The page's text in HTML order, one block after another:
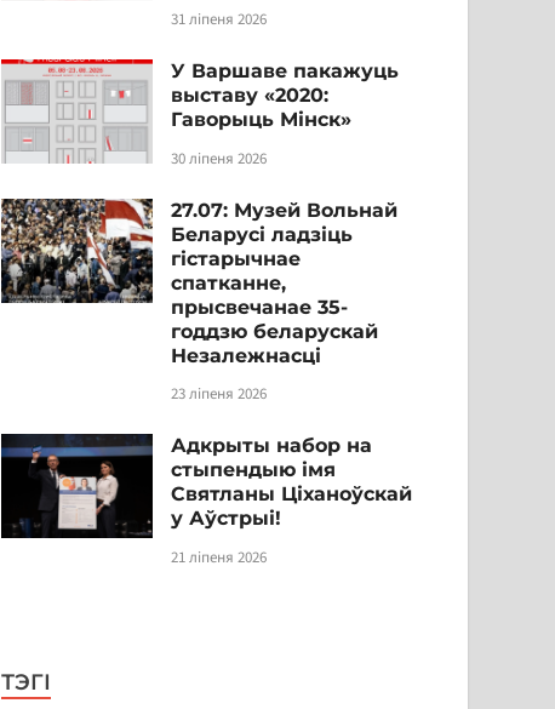
31 ліпеня 2026
У Варшаве пакажуць
выставу «2020:
Гаворыць Мінск»
30 ліпеня 2026
27.07: Музей Вольнай
Беларусі ладзіць
гістарычнае
спатканне,
прысвечанае 35-
годдзю беларускай
Незалежнасці
23 ліпеня 2026
Адкрыты набор на
стыпендыю імя
Святланы Ціханоўскай
у Аўстрыі!
21 ліпеня 2026
ТЭГІ